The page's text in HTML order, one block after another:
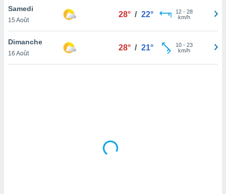
de
Samedi
15 Août
28° / 22° 12- 28
km/h
Dimanche
16 Août
28° / 21° 10- 23
km/h